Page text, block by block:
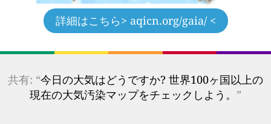
詳細はこちら> aqicn.org/gaia/ <
共有: “今日の大気はどうですか? 世界100ヶ国以上の
現在の大気汚染マップをチェックしよう。 ”